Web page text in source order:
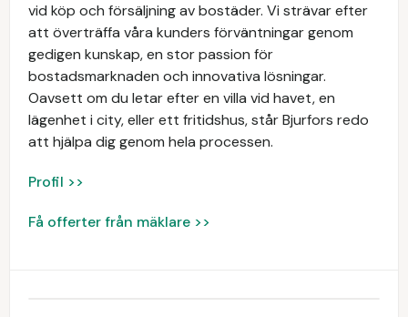
vid köp och försäljning av bostäder. Vi strävar efter
att överträffa våra kunders förväntningar genom
gedigen kunskap, en stor passion för
bostadsmarknaden och innovativa lösningar.
Oavsett om du letar efter en villa vid havet, en
lägenhet i city, eller ett fritidshus, står Bjurfors redo
att hjälpa dig genom hela processen.
Profil >>
Få offerter från mäklare >>